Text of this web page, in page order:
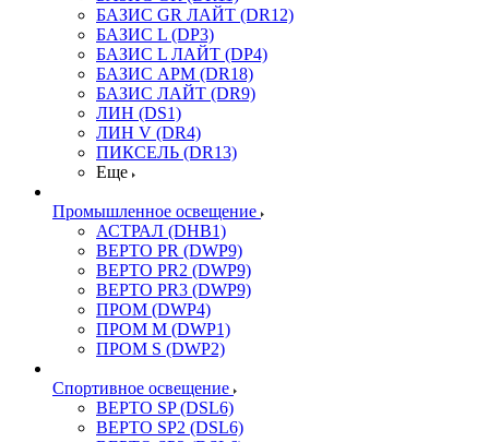
БАЗИС GR ЛАЙТ (DR12)
БАЗИС L (DP3)
БАЗИС L ЛАЙТ (DP4)
БАЗИС АРМ (DR18)
БАЗИС ЛАЙТ (DR9)
ЛИН (DS1)
ЛИН V (DR4)
ПИКСЕЛЬ (DR13)
Еще
Промышленное освещение
АСТРАЛ (DHB1)
ВЕРТО PR (DWP9)
ВЕРТО PR2 (DWP9)
ВЕРТО PR3 (DWP9)
ПРОМ (DWP4)
ПРОМ M (DWP1)
ПРОМ S (DWP2)
Спортивное освещение
ВЕРТО SP (DSL6)
ВЕРТО SP2 (DSL6)